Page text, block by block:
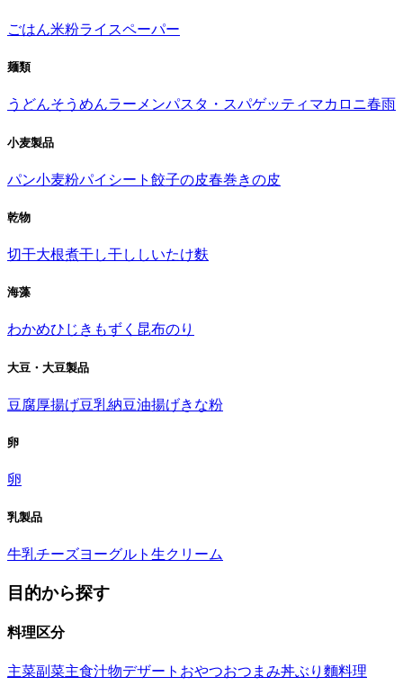
ごはん米粉ライスペーパー
麺類
うどんそうめんラーメンパスタ・スパゲッティ マカロニ春雨
小麦製品
パン小麦粉パイシート 餃子の皮春巻きの皮
乾物
切干大根煮干し干ししいたけ麩
海藻
わかめひじき もずく 昆布のり
大豆・大豆製品
豆腐厚揚げ豆乳納豆油揚げきな粉
卵
卵
乳製品
牛乳チーズヨーグルト 生クリーム
目的から探す
料理区分
主菜副菜主食汁物デザート おやつおつまみ丼ぶり 麵料理